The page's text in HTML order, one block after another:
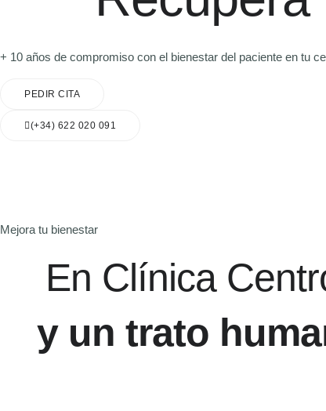
+ 10 años de compromiso con el bienestar del paciente en tu
PEDIR CITA
(+34) 622 020 091
Mejora tu bienestar
En Clínica
y un trato